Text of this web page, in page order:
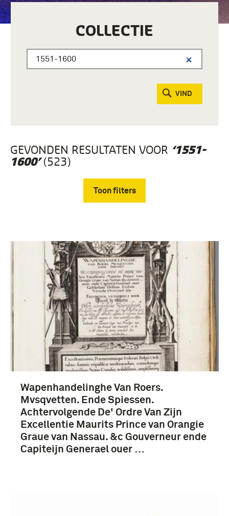
COLLECTIE
VIND
GEVONDEN RESULTATEN VOOR ‘1551-
1600’(523)
Toon filters
boek (406)
biografie (62)
tentoonstellingscatalogus (9)
catalogus (6)
Meer
1551-1600 (523)
Wapenhandelinghe Van Roers.
Mvsqvetten. Ende Spiessen.
Achtervolgende De' Ordre Van Zijn
Excellentie Maurits Prince van Orangie
Graue van Nassau. &c Gouverneur ende
Capiteijn Generael ouer …